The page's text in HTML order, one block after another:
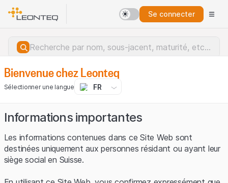
Se connecter
Bienvenue chez Leonteq
Sélectionner une langue FR
Informations importantes
Les informations contenues dans ce Site Web sont
destinées uniquement aux personnes résidant ou ayant leur
siège social en Suisse.